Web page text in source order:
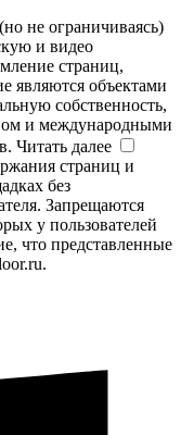
не ограничиваясь)
и видео
страниц,
являются объектами
собственность,
и международными
Читать далее
страниц и
без
Запрещаются
у пользователей
что представленные